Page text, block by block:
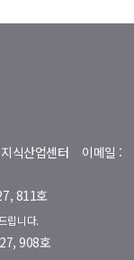
식산업센터 이메일 :
811호
립니다.
908호